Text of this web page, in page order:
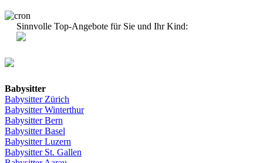
Sinnvolle Top-Angebote für Sie und Ihr Kind:
Babysitter
Babysitter Zürich
Babysitter Winterthur
Babysitter Bern
Babysitter Basel
BabysitterLuzern
Babysitter St. Gallen